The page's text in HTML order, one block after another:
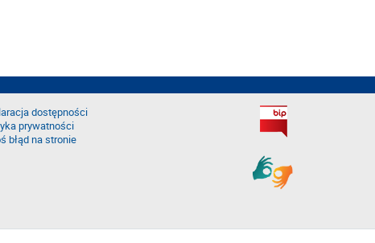
dostępności
prywatności
błąd na stronie